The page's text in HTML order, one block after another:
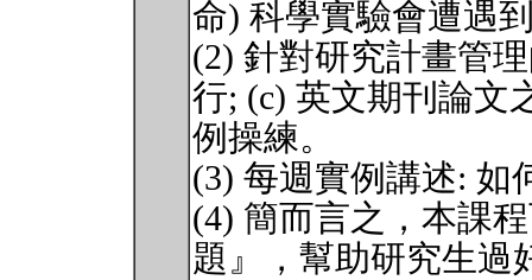
命) 科學實驗會遭遇
(2) 針對研究計畫管
行; (c) 英文期刊論文
例操練。
(3) 每週實例講述: 如
(4) 簡而言之，本課
題』，幫助研究生過